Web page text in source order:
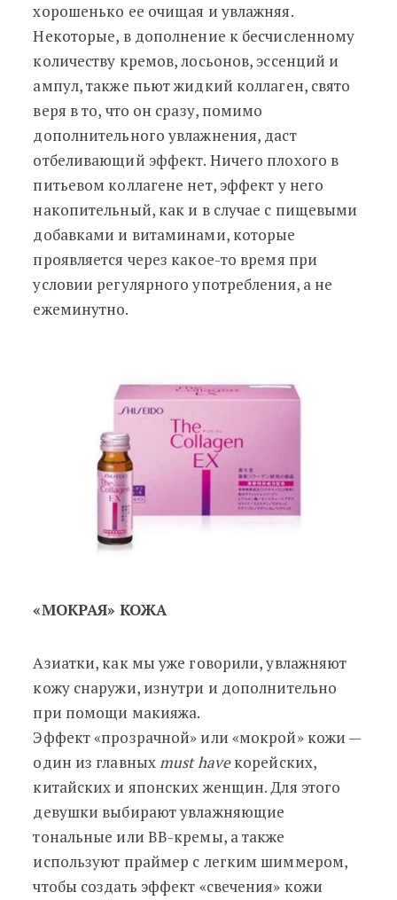
хорошенько ее очищая и увлажняя.
Некоторые, в дополнение к бесчисленному
количеству кремов, лосьонов, эссенций и
ампул, также пьют жидкий коллаген, свято
веря в то, что он сразу, помимо
дополнительного увлажнения, даст
отбеливающий эффект. Ничего плохого в
питьевом коллагене нет, эффект у него
накопительный, как и в случае с пищевыми
добавками и витаминами, которые
проявляется через какое-то время при
условии регулярного употребления, а не
ежеминутно.
«МОКРАЯ» КОЖА
Азиатки, как мы уже говорили, увлажняют
кожу снаружи, изнутри и дополнительно
при помощи макияжа.
Эффект «прозрачной» или «мокрой» кожи —
один из главныхmust haveкорейских,
китайских и японских женщин. Для этого
девушки выбирают увлажняющие
тональные или BB-кремы, а также
используют праймер с легким шиммером,
чтобы создать эффект «свечения» кожи